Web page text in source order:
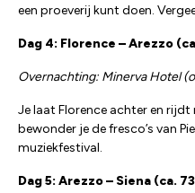
een proeverij kunt doen.
Dag 4: Florence – Arezzo
Overnachting: Minerva Hotel
Je laat Florence achter en
bewonder je de fresco’s van
muziekfestival.
Dag 5: Arezzo – Siena (ca.